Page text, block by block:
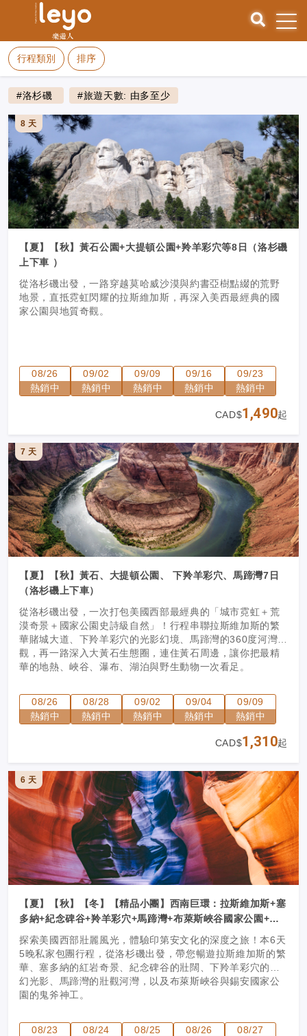
行程類別 排序
#洛杉磯 #旅遊天數: 由多至少
8 天
【夏】【秋】黃石公園+大提頓公園+羚羊彩穴等8日（洛杉磯
上下車 ）
從洛杉磯出發，一路穿越莫哈威沙漠與約書亞樹點綴的荒野
地景，直抵霓虹閃耀的拉斯維加斯，再深入美西最經典的國
家公園與地質奇觀。
08/26
熱銷中
09/02
熱銷中
09/09
熱銷中
09/16
熱銷中
09/23
熱銷中
CAD$1,490起
7 天
【夏】【秋】黃石、大提頓公園、 下羚羊彩穴、馬蹄灣7日
（洛杉磯上下車）
從洛杉磯出發，一次打包美國西部最經典的「城市霓虹＋荒
漠奇景＋國家公園史詩級自然」！行程串聯拉斯維加斯的繁
華賭城大道、下羚羊彩穴的光影幻境、馬蹄灣的360度河灣奇
觀，再一路深入大黃石生態圈，連住黃石周邊，讓你把最精
華的地熱、峽谷、瀑布、湖泊與野生動物一次看足。
08/26
熱銷中
08/28
熱銷中
09/02
熱銷中
09/04
熱銷中
09/09
熱銷中
CAD$1,310起
6 天
【夏】【秋】【冬】【精品小團】西南巨環：拉斯維加斯+塞
多納+紀念碑谷+羚羊彩穴+馬蹄灣+布萊斯峽谷國家公園+錫
安國家公園6日（洛杉磯進出）
探索美國西部壯麗風光，體驗印第安文化的深度之旅！本6天
5晚私家包團行程，從洛杉磯出發，帶您暢遊拉斯維加斯的繁
華、塞多納的紅岩奇景、紀念碑谷的壯闊、下羚羊彩穴的夢
幻光影、馬蹄灣的壯觀河灣，以及布萊斯峽谷與錫安國家公
園的鬼斧神工。
08/23
08/24
08/25
08/26
08/27